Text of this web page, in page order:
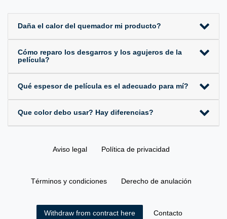
Daña el calor del quemador mi producto?
Cómo reparo los desgarros y los agujeros de la
película?
Qué espesor de película es el adecuado para mí?
Que color debo usar? Hay diferencias?
Aviso legal Política de privacidad
Términos y condiciones Derecho de anulación
Withdraw from contract here Contacto